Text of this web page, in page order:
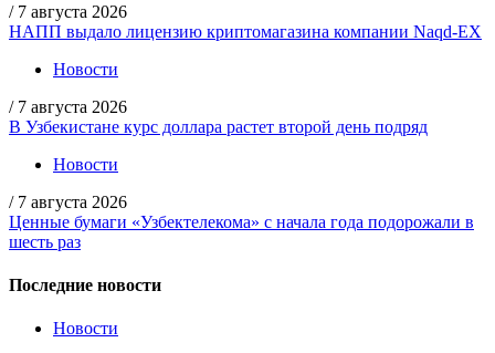
/ 7 августа 2026
НАПП выдало лицензию криптомагазина компании Naqd-EX
Новости
/ 7 августа 2026
В Узбекистане курс доллара растет второй день подряд
Новости
/ 7 августа 2026
Ценные бумаги «Узбектелекома» с начала года подорожали в
шесть раз
Последние новости
Новости